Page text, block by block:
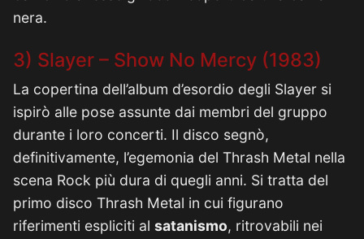
nera.
3) Slayer – Show No Mercy (1983)
La copertina dell’album d’esordio degli Slayer si
ispirò alle pose assunte dai membri del gruppo
durante i loro concerti. Il disco segnò,
definitivamente, l’egemonia del Thrash Metal nella
scena Rock più dura di quegli anni. Si tratta del
primo disco Thrash Metal in cui figurano
riferimenti espliciti al satanismo, ritrovabili nei